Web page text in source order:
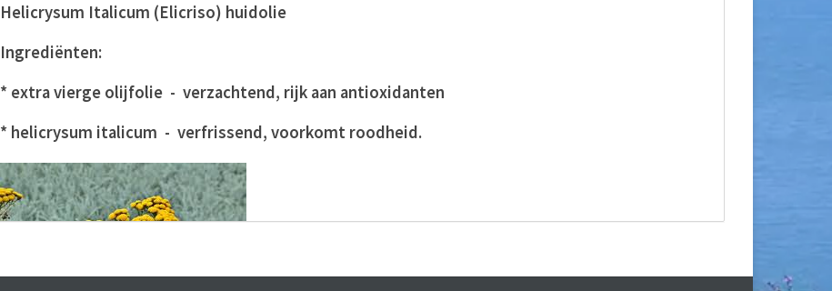
Helicrysum Italicum (Elicriso) huidolie
Ingrediënten:
* extra vierge olijfolie - verzachtend, rijk aan antioxidanten
* helicrysum italicum - verfrissend, voorkomt roodheid.